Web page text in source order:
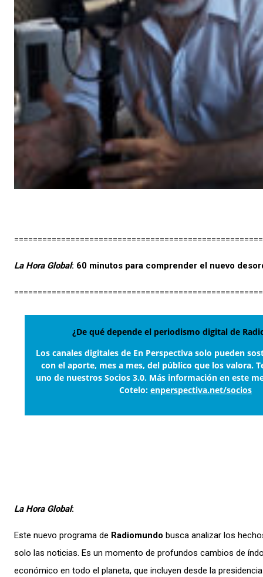
La Hora Global: 60 minutos para comprender el nuevo
¿De qué depende el periodismo digital de
Los canales digitales de En Perspectiva solo pueden
con el aporte, mes a mes, del público que los valora.
uno de nuestros Socios 3.0. Más información en este
Cotelo: enperspectiva.net/socios
La Hora Global:
Este nuevo programa de Radiomundo busca analizar los
solo las noticias. Es un momento de profundos cambios de
económico en todo el planeta, que incluyen desde la